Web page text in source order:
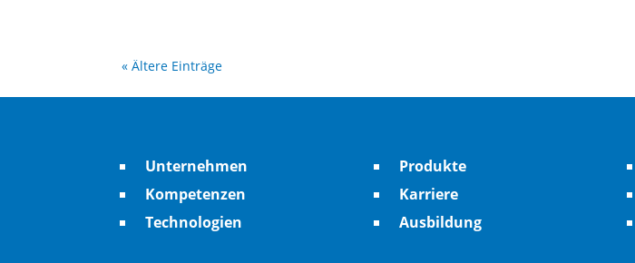
« Ältere Einträge
Unternehmen
Kompetenzen
Technologien
Produkte
Karriere
Ausbildung